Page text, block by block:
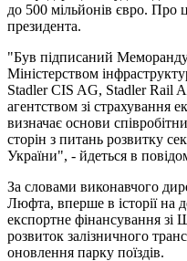
до 500 мільйонів євро. Про
президента.
"Був підписаний
Міністерством
Stadler CIS AG, Stadler Rail
агентством зі страхування
визначає основи
сторін з питань розвитку
України", - йдеться в
За словами виконавчого
Люфта, вперше в історії на
експортне фінансування зі
розвиток залізничного
оновлення парку поїздів.